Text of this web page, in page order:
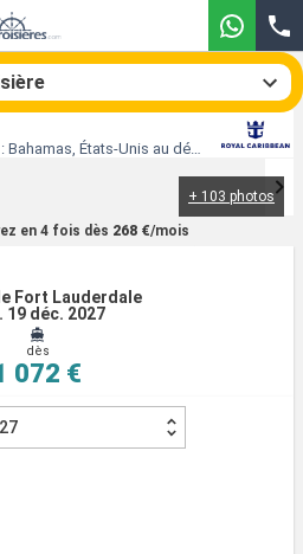
Croisière Legend Of The Seas : Bahamas, États-Unis au départ de Fort Lauderdale
+ 103 photos
Fort Lauderdale
19 déc. 2027
dès
072 €
en 4 fois dès 268 €/mois
Compagnies
Rechercher